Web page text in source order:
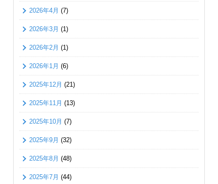
2026年4月 (7)
2026年3月 (1)
2026年2月 (1)
2026年1月 (6)
2025年12月 (21)
2025年11月 (13)
2025年10月 (7)
2025年9月 (32)
2025年8月 (48)
2025年7月 (44)